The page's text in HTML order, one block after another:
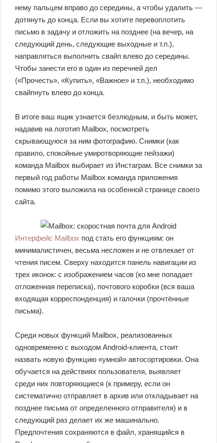
нему пальцем вправо до середины, а чтобы удалить —
дотянуть до конца. Если вы хотите перевоплотить
письмо в задачу и отложить на позднее (на вечер, на
следующий день, следующие выходные и т.п.),
направляться выполнить свайп влево до середины.
Чтобы занести его в один из перечней дел
(«Прочесть», «Купить», «Важное» и т.п.), необходимо
свайпнуть влево до конца.
В итоге ваш ящик узнается безлюдным, и быть может,
надавив на логотип Mailbox, посмотреть
скрывающуюся за ним фотографию. Снимки (как
правило, спокойные умиротворяющие пейзажи)
команда Mailbox выбирает из Инстаграм. Все снимки за
первый год работы Mailbox команда приложения
помимо этого выложила на особенной странице своего
сайта.
Интерфейс Mailbox под стать его функциям: он
минималистичен, весьма несложен и не отвлекает от
чтения писем. Сверху находится панель навигации из
трех иконок: с изображением часов (ко мне попадает
отложенная переписка), почтового коробки (вся ваша
входящая корреспонденция) и галочки (прочтённые
письма).
Среди новых функций Mailbox, реализованных
одновременно с выходом Android-клиента, стоит
назвать новую функцию «умной» автосортировки. Она
обучается на действиях пользователя, выявляет
среди них повторяющиеся (к примеру, если он
систематично отправляет в архив или откладывает на
позднее письма от определенного отправителя) и в
следующий раз делает их же машинально.
Предпочтения сохраняются в файл, хранящийся в